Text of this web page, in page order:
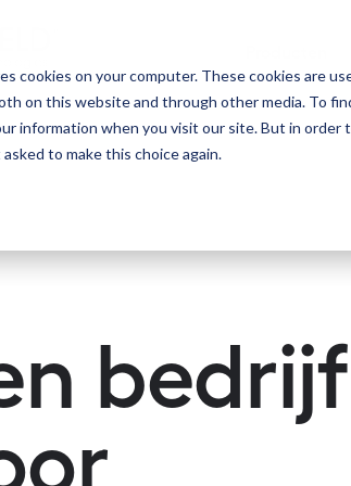
cookies on your computer. These cookies are
on this website and through other media. To
information when you visit our site. But in
to make this choice again.
bedrijf